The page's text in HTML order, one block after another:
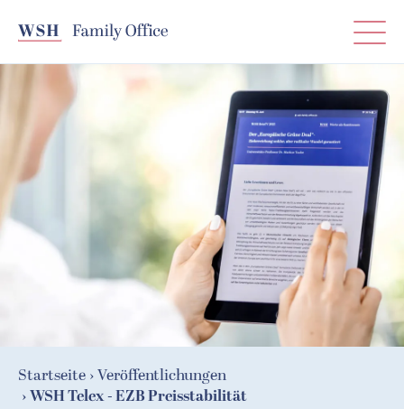
WSH — Freude an Vermögen, Family
T 0211 51 34 24-0
Startseite Veröffentlichungen
WSH Telex - EZB Preisstabilität